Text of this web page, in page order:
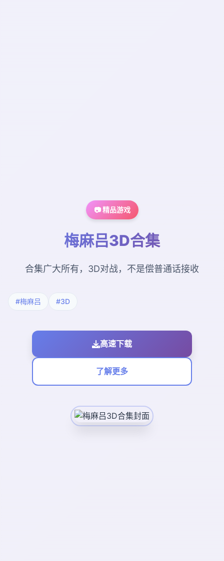
📷 精品游戏
梅麻吕3D合集
合集广大所有，3D对战，不是偿普通话接收
#梅麻吕 #3D
高速下载
了解更多